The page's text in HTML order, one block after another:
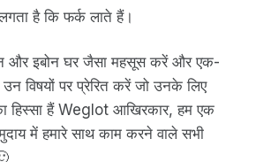
है कि फर्क लाते हैं।
और इबोन घर जैसा महसूस करें और एक-
विषयों पर प्रेरित करें जो उनके लिए
हिस्सा हैं Weglot आखिरकार, हम एक
में हमारे साथ काम करने वाले सभी